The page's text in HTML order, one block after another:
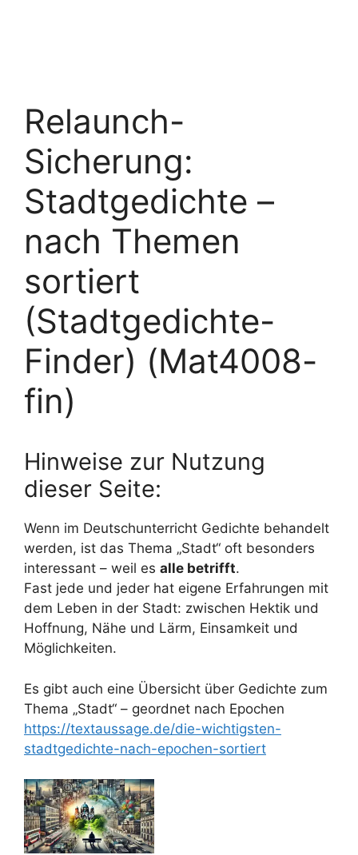
Relaunch-
Sicherung:
Stadtgedichte –
nach Themen
sortiert
(Stadtgedichte-
Finder) (Mat4008-
fin)
Hinweise zur Nutzung
dieser Seite:
Wenn im Deutschunterricht Gedichte behandelt
werden, ist das Thema „Stadt“ oft besonders
interessant – weil es alle betrifft.
Fast jede und jeder hat eigene Erfahrungen mit
dem Leben in der Stadt: zwischen Hektik und
Hoffnung, Nähe und Lärm, Einsamkeit und
Möglichkeiten.
Es gibt auch eine Übersicht über Gedichte zum
Thema „Stadt“ – geordnet nach Epochen
https://textaussage.de/die-wichtigsten-
stadtgedichte-nach-epochen-sortiert